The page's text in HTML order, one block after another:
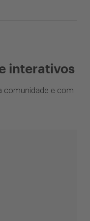
interativos
comunidade e com